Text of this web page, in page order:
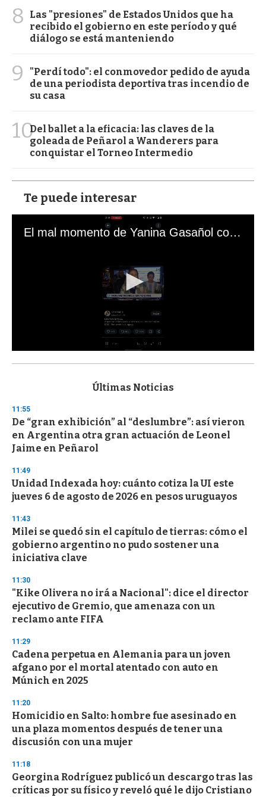
8
Las "presiones" de Estados Unidos que ha
recibido el gobierno en este período y qué
diálogo se está manteniendo
9
"Perdí todo": el conmovedor pedido de ayuda
de una periodista deportiva tras incendio de
su casa
10Del ballet a la eficacia: las claves de la
goleada de Peñarol a Wanderers para
conquistar el Torneo Intermedio
Te puede interesar
El mal momento de Yanina Gasañol con un hincha argentino en "Subrayado"
s
d
s
o
f
3
s
e
c
o
d
s
Últimas Noticias
11:55
De “gran exhibición” al “deslumbre”: así vieron
en Argentina otra gran actuación de Leonel
Jaime en Peñarol
11:49
Unidad Indexada hoy: cuánto cotiza la UI este
jueves 6 de agosto de 2026 en pesos uruguayos
11:43
Milei se quedó sin el capítulo de tierras: cómo el
gobierno argentino no pudo sostener una
iniciativa clave
11:30
"Kike Olivera no irá a Nacional": dice el director
ejecutivo de Gremio, que amenaza con un
reclamo ante FIFA
11:29
Cadena perpetua en Alemania para un joven
afgano por el mortal atentado con auto en
Múnich en 2025
11:20
Homicidio en Salto: hombre fue asesinado en
una plaza momentos después de tener una
discusión con una mujer
11:18
Georgina Rodríguez publicó un descargo tras las
críticas por su físico y reveló qué le dijo Cristiano